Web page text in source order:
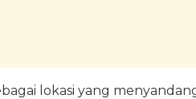
lokasi yang